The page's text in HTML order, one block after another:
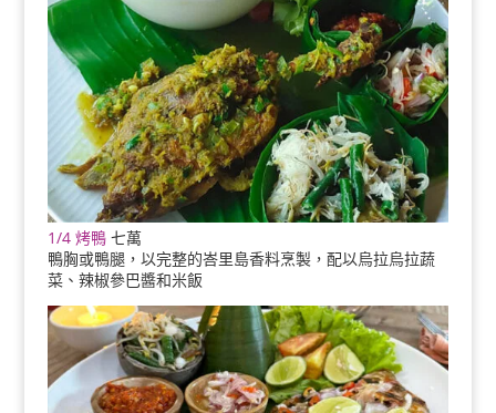
1/4 烤鴨 七萬
鴨胸或鴨腿，以完整的峇里島香料烹製，配以烏拉烏拉蔬
菜、辣椒參巴醬和米飯